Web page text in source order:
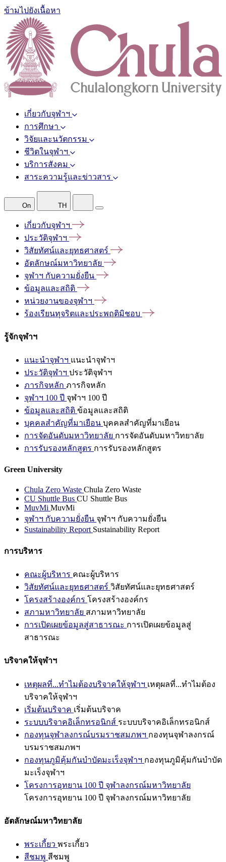
ข้ามไปยังเนื้อหา
เกี่ยวกับจุฬาฯ
การศึกษา
วิจัยและนวัตกรรม
ชีวิตในจุฬาฯ
บริการสังคม
สาระความรู้และข่าวสาร
On TH
เกี่ยวกับจุฬาฯ
ประวัติจุฬาฯ
วิสัยทัศน์และยุทธศาสตร์
อัตลักษณ์มหาวิทยาลัย
จุฬาฯ กับความยั่งยืน
ข้อมูลและสถิติ
หน่วยงานของจุฬาฯ
ร้องเรียนทุจริตและประพฤติมิชอบ
รู้จักจุฬาฯ
แนะนำจุฬาฯ แนะนำจุฬาฯ
ประวัติจุฬาฯ ประวัติจุฬาฯ
ภารกิจหลัก ภารกิจหลัก
จุฬาฯ 100 ปี จุฬาฯ 100 ปี
ข้อมูลและสถิติ ข้อมูลและสถิติ
บุคคลสำคัญที่มาเยือน บุคคลสำคัญที่มาเยือน
การจัดอันดับมหาวิทยาลัย การจัดอันดับมหาวิทยาลัย
การรับรองหลักสูตร การรับรองหลักสูตร
Green University
Chula Zero Waste Chula Zero Waste
CU Shuttle Bus CU Shuttle Bus
MuvMi MuvMi
จุฬาฯ กับความยั่งยืน จุฬาฯ กับความยั่งยืน
Sustainability Report Sustainability Report
การบริหาร
คณะผู้บริหาร คณะผู้บริหาร
วิสัยทัศน์และยุทธศาสตร์ วิสัยทัศน์และยุทธศาสตร์
โครงสร้างองค์กร โครงสร้างองค์กร
สภามหาวิทยาลัย สภามหาวิทยาลัย
การเปิดเผยข้อมูลสู่สาธารณะ การเปิดเผยข้อมูลสู่
สาธารณะ
บริจาคให้จุฬาฯ
เหตุผลที่...ทำไมต้องบริจาคให้จุฬาฯ เหตุผลที่...ทำไมต้อง
บริจาคให้จุฬาฯ
เริ่มต้นบริจาค เริ่มต้นบริจาค
ระบบบริจาคอิเล็กทรอนิกส์ ระบบบริจาคอิเล็กทรอนิกส์
กองทุนจุฬาลงกรณ์บรมราชสมภพฯ กองทุนจุฬาลงกรณ์
บรมราชสมภพฯ
กองทุนภูมิคุ้มกันบำบัดมะเร็งจุฬาฯ กองทุนภูมิคุ้มกันบำบัด
มะเร็งจุฬาฯ
โครงการอุทยาน 100 ปี จุฬาลงกรณ์มหาวิทยาลัย
โครงการอุทยาน 100 ปี จุฬาลงกรณ์มหาวิทยาลัย
อัตลักษณ์มหาวิทยาลัย
พระเกี้ยว พระเกี้ยว
สีชมพู สีชมพู